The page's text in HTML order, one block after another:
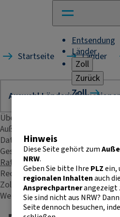
Entsendung
Länder
Zoll
Zurück
Zoll
Startseite Länder
Übersicht
Außenhandelsstatistik
Daten & Fakten
Geschäftspraxis
Rating
Recht & Steuern
Zoll
Weitere Kontakte
Hinweis
Diese Seite gehört zum
NRW.
Geben Sie bitte Ihre PLZein,
regionalen Inhaltenauch
Ansprechpartnerangezeigt
Sie sind nicht aus NRW?
Seite dennoch besuchen,